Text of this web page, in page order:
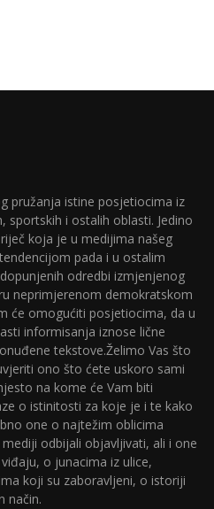
pružanja istine posjetiocima iz
sportskih i ostalih oblasti. Jedino
koja je u medijima našeg
pada i u ostalim
odredbi izmjenjenog
neprimjerenom demokratskom
će omogućiti posjetiocima, da u
informisanja iznose lične
tekstove.Želimo Vas što
ono što ćete uskoro sami
na kome će Vam biti
o istinitosti za koje je i te kako
one o najtežim oblicima
odbijali objavljivati, ali i one
o junacima iz ulice,
koji su zaboravljeni, o istoriji
način.